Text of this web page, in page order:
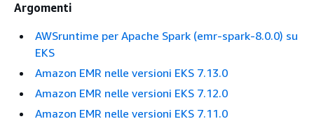
Argomenti
AWSruntime per Apache Spark (emr-spark-8.0.0) su
EKS
Amazon EMR nelle versioni EKS 7.13.0
Amazon EMR nelle versioni EKS 7.12.0
Amazon EMR nelle versioni EKS 7.11.0